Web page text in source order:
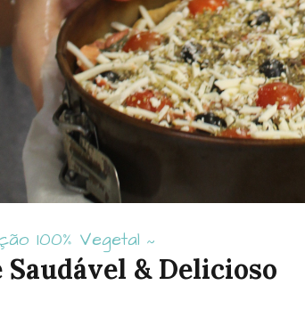
100% Vegetal ~
Saudável & Delicioso